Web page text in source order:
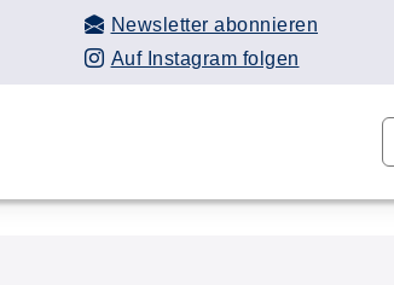
Newsletter abonnieren
Auf Instagram folgen